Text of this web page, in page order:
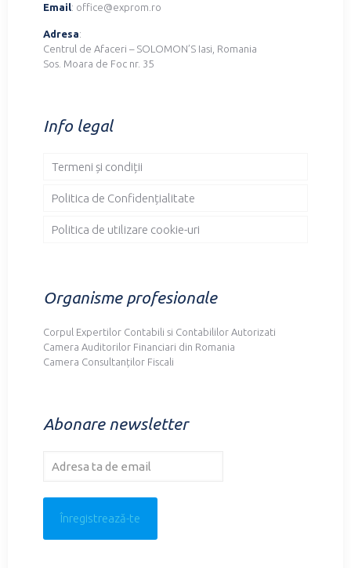
Email: office@exprom.ro
Adresa:
Centrul de Afaceri – SOLOMON’S Iasi, Romania
Sos. Moara de Foc nr. 35
Info legal
Termeni și condiții
Politica de Confidențialitate
Politica de utilizare cookie-uri
Organisme profesionale
Corpul Expertilor Contabili si Contabililor Autorizati
Camera Auditorilor Financiari din Romania
Camera Consultanților Fiscali
Abonare newsletter